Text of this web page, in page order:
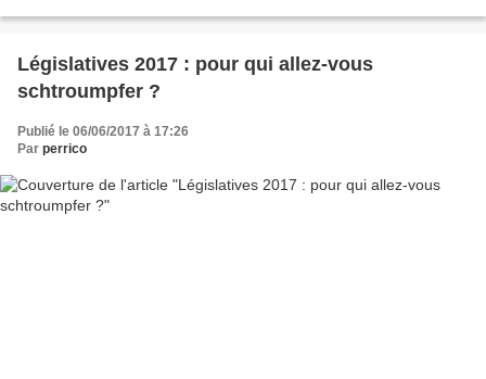
Législatives 2017 : pour qui allez-vous
schtroumpfer ?
Publié le 06/06/2017 à 17:26
Par perrico